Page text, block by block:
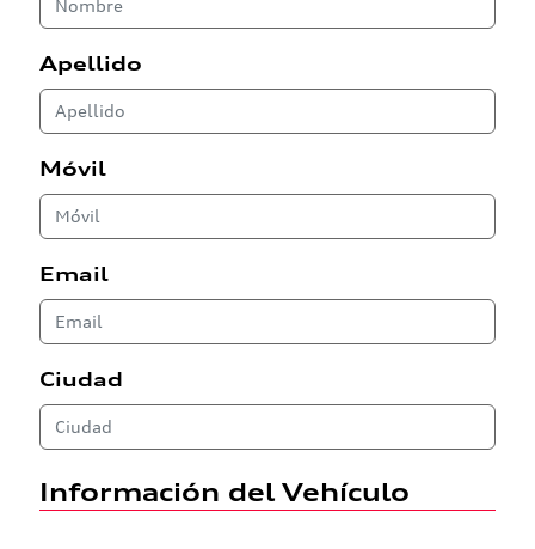
Apellido
Móvil
Email
Ciudad
Información del Vehículo